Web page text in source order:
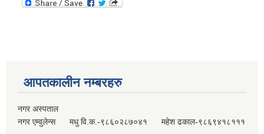
आपतकालीन नम्बरहरु
नगर अस्पताल
नगर एम्वुलेन्स मधु वि.क.-९८६०२८७०४१ महेश ढकाल-९८६९४१८१११